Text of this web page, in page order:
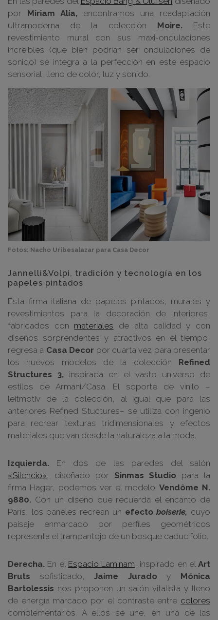
por Miriam Alía, encontramos una readaptación
ultramoderna de la colección Moire.Este
revestimiento mural con sus maxi-ondulaciones
increíbles (que bien podrían ser ondulaciones de
sonido) se integra a la perfección en este espacio
sensorial, lleno de color, luz y sonido.
Fotos: Nacho Uribesalazar para Casa Decor
Jannelli&Volpi, tradición y tecnología en los
papeles pintados
Esta firma italiana de papeles pintados, murales y
revestimientos para la decoración de interiores,
fabricados con materiales de alta calidad y con
diseños sorprendentes y atractivos en el tiempo,
regresa a Casa Decor por cuarta vez para presentar
los nuevos modelos de la colección Refined
Structures 3, inspirada en el vasto universo de
estilos de Armani/Casa. El soporte de vinilo –
leitmotiv de la colección, al igual que para las
anteriores Refined Stuctures– se utiliza con ingenio
para recrear texturas tridimensionales y efectos
materiales que van desde la naturaleza a la moda.
Izquierda. En dos de las paredes del salón
«Silencio», diseñado por Sinmas Studio para la
firma Hager, podemos ver el modelo Vendôme N.
9880. Con un diseño que recuerda el encanto de
París, los paneles recrean un efectoboiserie, cuyo
paisaje enmarcado por perfiles geométricos
representa el trampantojo de un bosque caducifolio.
Derecha. En el Espacio Laminam, inspirado en el Art
Bruts sofisticado,Jaime Juradoy Mónica
Bartolessis nos proponen un salón vitalista y lleno
de energía marcado por el contraste entre colores
complementarios. A ellos se une, en una de las